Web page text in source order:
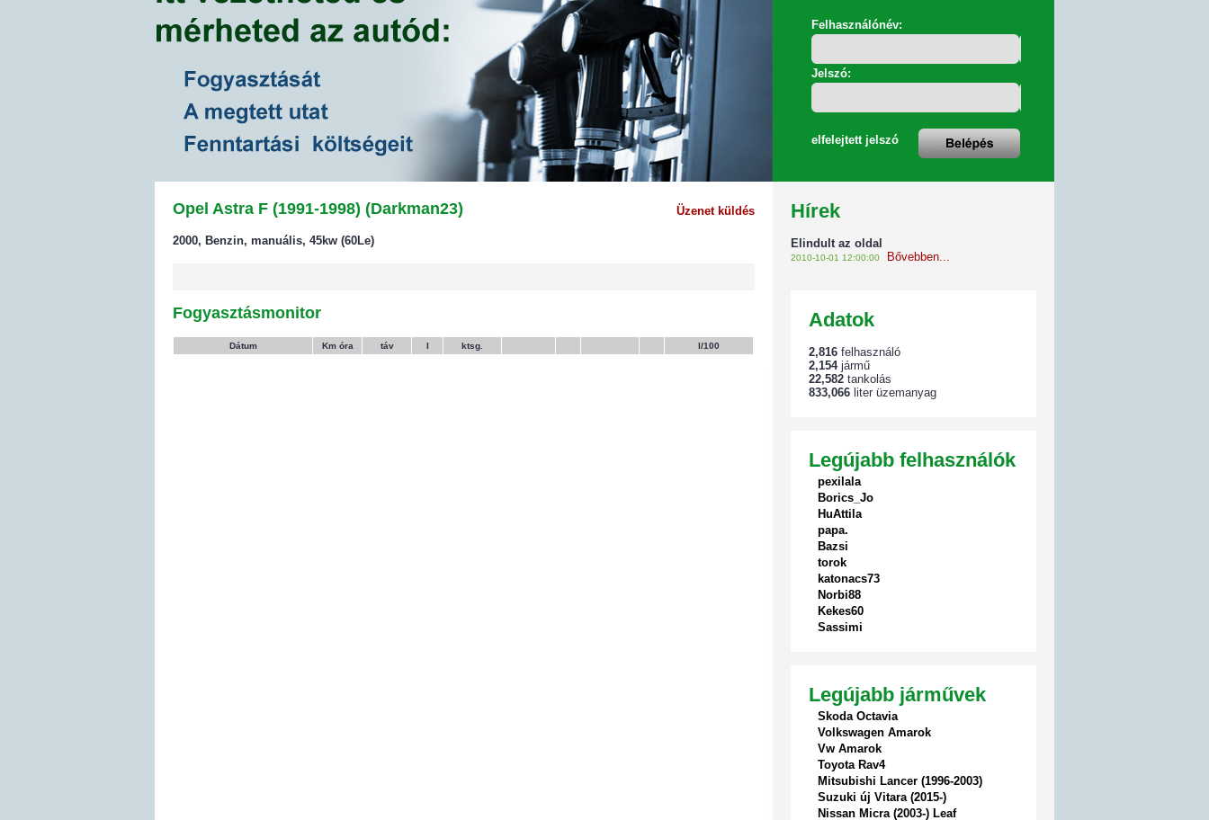
Felhasználónév:
Jelszó:
elfelejtett jelszó
Üzenet küldés
Opel Astra F (1991-1998) (Darkman23)
2000, Benzin, manuális, 45kw (60Le)
Fogyasztásmonitor
Dátum Km óra táv l ktsg. l/100
Hírek
Elindult az oldal
2010-10-01 12:00:00 Bővebben...
Adatok
2,816 felhasználó
2,154jármű
22,582 tankolás
833,066 liter üzemanyag
Legújabb felhasználók
pexilala
Borics_Jo
HuAttila
papa.
Bazsi
torok
katonacs73
Norbi88
Kekes60
Sassimi
Legújabb járművek
Skoda Octavia
Volkswagen Amarok
Vw Amarok
Toyota Rav4
Mitsubishi Lancer (1996-2003)
Suzuki új Vitara (2015-)
Nissan Micra (2003-) Leaf